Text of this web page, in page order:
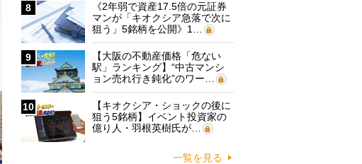
8
《2年弱で資産17.5倍の元証券
マンが「キオクシア急落で次に
狙う」5銘柄を公開》1…
9
【大阪の不動産価格「危ない
駅」ランキング】“中古マンシ
ョン売れ行き鈍化”のワー…
10
【キオクシア・ショックの後に
狙う5銘柄】イベント投資家の
億り人・羽根英樹氏が…
一覧を見る